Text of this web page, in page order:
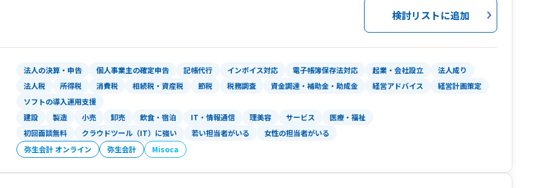
最終的には必ず税理士本人が責任を持って対応いたします。
お客様がご不明、疑問に思われたことは、
お客様が分かるまで専門用語を使わずに
どんなことでもお気軽にお問い合わせください。
検討リストに追加
法人の決算・申告 個人事業主の確定申告 記帳代行 インボイス対応 電子帳簿保存法対応 起業・会社設立
法人成り
法人税
所得税 消費税 相続税・資産税 節税 税務調査 資金調達・補助金・助成金 経営アドバイス
経営計画策定
ソフトの導入運用支援
建設 製造 小売 卸売 飲食・宿泊 IT・情報通信 理美容 サービス 医療・福祉
初回面談無料 クラウドツール（IT）に強い 若い担当者がいる 女性の担当者がいる
弥生会計 オンライン 弥生会計 Misoca